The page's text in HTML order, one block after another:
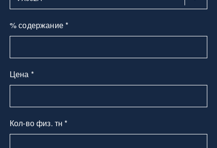
% содержание *
Цена *
Кол-во физ. тн *